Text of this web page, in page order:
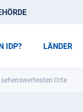
IDP? LÄNDER
sehenswertesten Orte